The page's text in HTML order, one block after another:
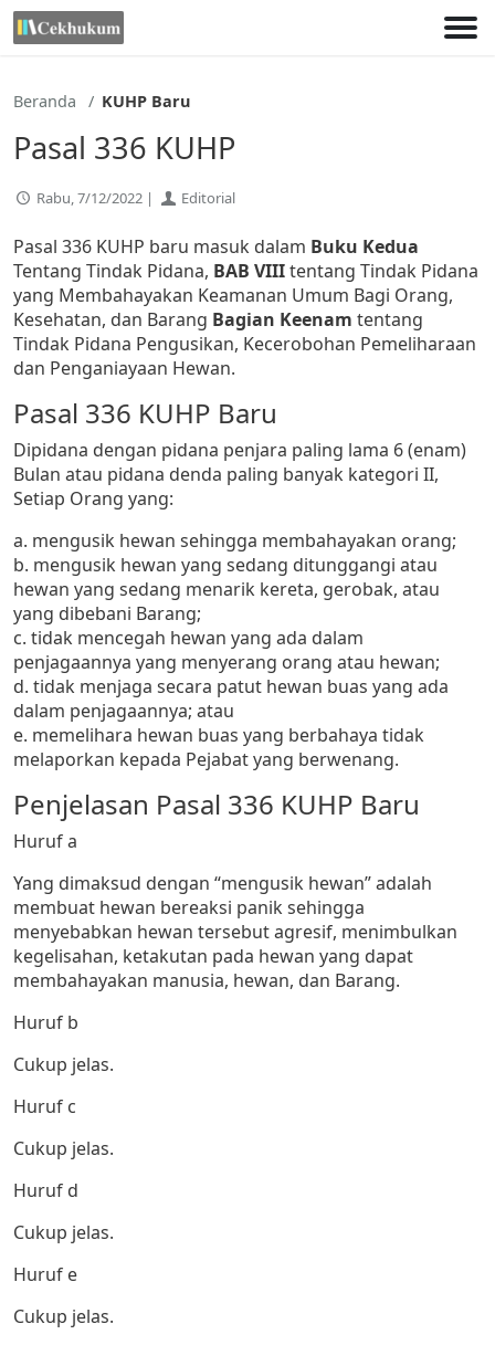
Lewati
ke
Beranda KUHP Baru
Pasal 336 KUHP
Rabu, 7/12/2022 | Editorial
Pasal 336 KUHP baru masuk dalam Buku Kedua
Tentang Tindak Pidana, BAB VIIItentang Tindak Pidana
yang Membahayakan Keamanan Umum Bagi Orang,
Kesehatan, dan Barang Bagian Keenam tentang
Tindak Pidana Pengusikan, Kecerobohan Pemeliharaan
dan Penganiayaan Hewan.
Pasal 336 KUHP Baru
Dipidana dengan pidana penjara paling lama 6 (enam)
Bulan atau pidana denda paling banyak kategori II,
Setiap Orang yang:
a. mengusik hewan sehingga membahayakan orang;
b. mengusik hewan yang sedang ditunggangi atau
hewan yang sedang menarik kereta, gerobak, atau
yang dibebani Barang;
c. tidak mencegah hewan yang ada dalam
penjagaannya yang menyerang orang atau hewan;
d. tidak menjaga secara patut hewan buas yang ada
dalam penjagaannya; atau
e. memelihara hewan buas yang berbahaya tidak
melaporkan kepada Pejabat yang berwenang.
Penjelasan Pasal 336 KUHP Baru
Huruf a
Yang dimaksud dengan “mengusik hewan” adalah
membuat hewan bereaksi panik sehingga
menyebabkan hewan tersebut agresif, menimbulkan
kegelisahan, ketakutan pada hewan yang dapat
membahayakan manusia, hewan, dan Barang.
Huruf b
Cukup jelas.
Huruf c
Cukup jelas.
Huruf d
Cukup jelas.
Huruf e
Cukup jelas.